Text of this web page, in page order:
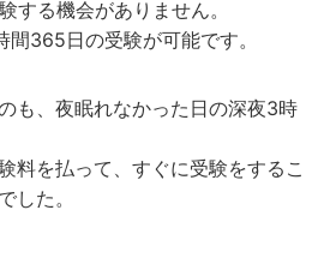
する機会がありません。
365日の受験が可能です。
も、夜眠れなかった日の深夜3時
料を払って、すぐに受験をするこ
した。